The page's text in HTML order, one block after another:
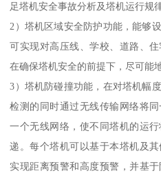
足塔机安全事故分析及塔机运行规
2）塔机区域安全防护功能，能够
可实现对高压线、学校、道路、
在确保塔机安全的前提下，尽可能
3）塔机防碰撞功能，在对塔机幅
检测的同时通过无线传输网络将
一个无线网络，使不同塔机的运
递。每个塔机可以基于本塔机及
实现距离预警和高度预警，并基